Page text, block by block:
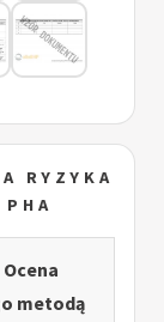
RYZYKA
PHA
metodą